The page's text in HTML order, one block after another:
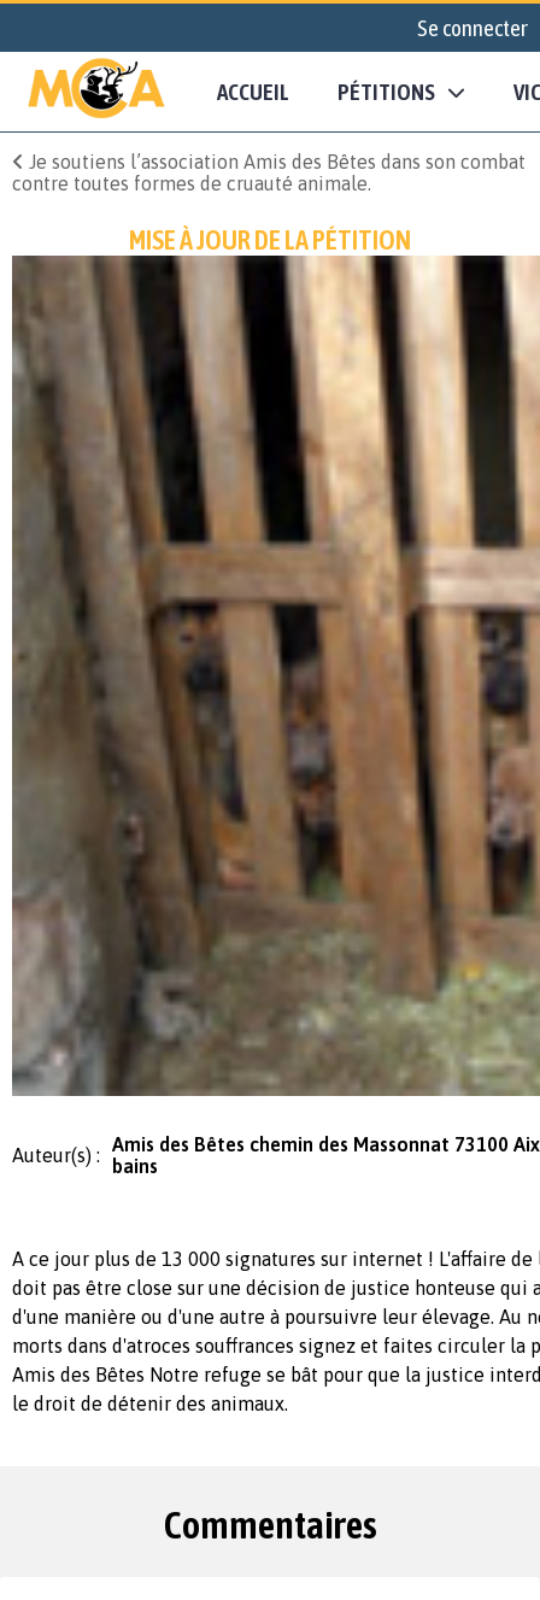
Se connecter
ACCUEIL PÉTITIONS
Je soutiens l’association Amis des Bêtes dans son combat
contre toutes formes de cruauté animale.
MISE À JOUR DE LA PÉTITION
Auteur(s) :
Amis des Bêtes chemin des Massonnat 73100
bains
A ce jour plus de 13 000 signatures sur internet ! L'affaire
doit pas être close sur une décision de justice honteuse qui
d'une manière ou d'une autre à poursuivre leur élevage. Au
morts dans d'atroces souffrances signez et faites circuler la
Amis des Bêtes Notre refuge se bât pour que la justice
le droit de détenir des animaux.
Commentaires